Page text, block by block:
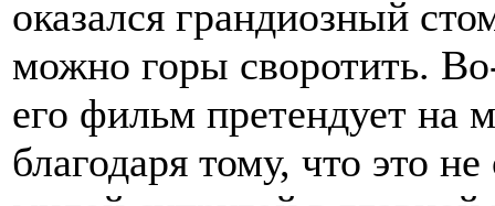
оказался грандиозный
можно горы своротить.
его фильм претендует на
благодаря тому, что это